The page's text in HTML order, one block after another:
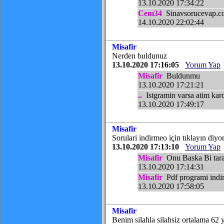
13.10.2020 17:34:22
Cem34
14.10.2020 22:02:44
Misafir
Nerden buldunuz
13.10.2020 17:16:05
Yorum Yap
Misafir Buldunmu
13.10.2020 17:21:21
.. Istgramin varsa atim
13.10.2020 17:49:17
Misafir
Sorulari indirmeo için tıklayın
13.10.2020 17:13:10
Yorum Yap
Misafir Onu Baska Bi
13.10.2020 17:14:31
Misafir Pdf programi
13.10.2020 17:58:05
Misafir
Benim silahla silahsiz ortalama 62